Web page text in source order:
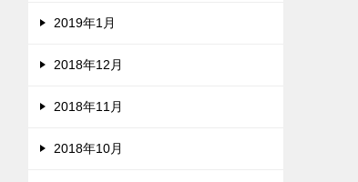
2019年1月
2018年12月
2018年11月
2018年10月